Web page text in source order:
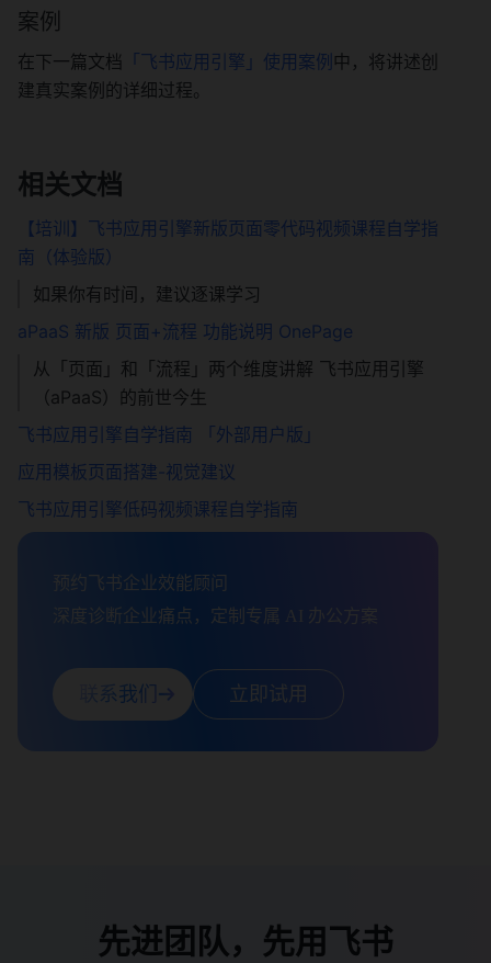
案例
在下一篇文档 「飞书应用引擎」使用案例 中，将讲述创
建真实案例的详细过程。
相关文档
【培训】飞书应用引擎新版页面零代码视频课程自学指
南（体验版）
如果你有时间，建议逐课学习
aPaaS 新版 页面+流程 功能说明 OnePage
从「页面」和「流程」两个维度讲解 飞书应用引擎
（aPaaS）的前世今生
飞书应用引擎自学指南 「外部用户版」
应用模板页面搭建-视觉建议
飞书应用引擎低码视频课程自学指南
预约飞书企业效能顾问
深度诊断企业痛点，定制专属 AI 办公方案
联系我们 立即试用
先进团队，先用飞书